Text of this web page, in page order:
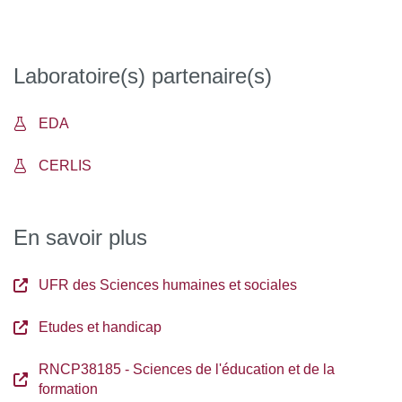
Laboratoire(s) partenaire(s)
EDA
CERLIS
En savoir plus
UFR des Sciences humaines et sociales
Etudes et handicap
RNCP38185 - Sciences de l'éducation et de la
formation